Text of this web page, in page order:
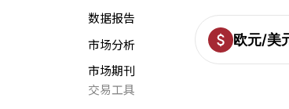
数据报告
市场分析
市场期刊
交易工具
欧元/美